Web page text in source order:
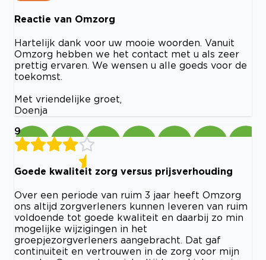
Reactie van Omzorg
Hartelijk dank voor uw mooie woorden. Vanuit
Omzorg hebben we het contact met u als zeer
prettig ervaren. We wensen u alle goeds voor de
toekomst.
Met vriendelijke groet,
Doenja
9
Goede kwaliteit zorg versus prijsverhouding
Over een periode van ruim 3 jaar heeft Omzorg
ons altijd zorgverleners kunnen leveren van ruim
voldoende tot goede kwaliteit en daarbij zo min
mogelijke wijzigingen in het
groepjezorgverleners aangebracht. Dat gaf
continuiteit en vertrouwen in de zorg voor mijn